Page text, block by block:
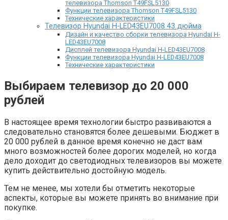
телевизора Thomson T49FSL5130
Функции телевизора Thomson T49FSL5130
Технические характеристики
Телевизор Hyundai H-LED43EU7008 43 дюйма
Дизайн и качество сборки телевизора Hyundai H-
LED43EU7008
Дисплей телевизора Hyundai H-LED43EU7008
Функции телевизора Hyundai H-LED43EU7008
Технические характеристики
Выбираем телевизор до 20 000
рублей
В настоящее время технологии быстро развиваются а
следовательно становятся более дешевыми. Бюджет в
20 000 рублей в данное время конечно не даст вам
много возможностей более дорогих моделей, но когда
дело доходит до светодиодных телевизоров вы можете
купить действительно достойную модель.
Тем не менее, мы хотели бы отметить некоторые
аспекты, которые вы можете принять во внимание при
покупке.